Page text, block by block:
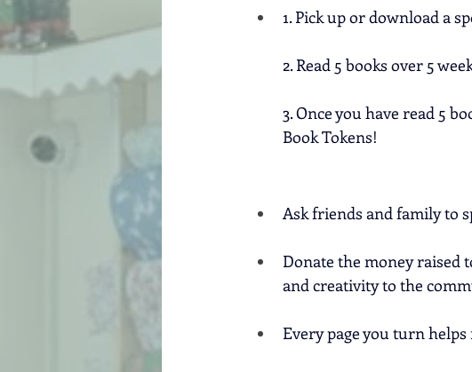
1. Pick up or download a
2. Read 5 books over 5
3. Once you have read 5
Book Tokens!
Ask friends and family to
Donate the money raised
and creativity to the
Every page you turn